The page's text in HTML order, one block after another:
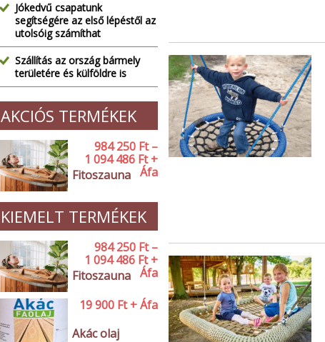
Jókedvű csapatunk
segítségére az első lépéstől az
utolsóig számíthat
Szállítás az ország bármely
területére és külföldre is
AKCIÓS TERMÉKEK
Fitoszauna
984 250 Ft –
1 094 486 Ft +
Áfa
KIEMELT TERMÉKEK
Fitoszauna
984 250 Ft –
1 094 486 Ft +
Áfa
Akác olaj
19 900 Ft + Áfa